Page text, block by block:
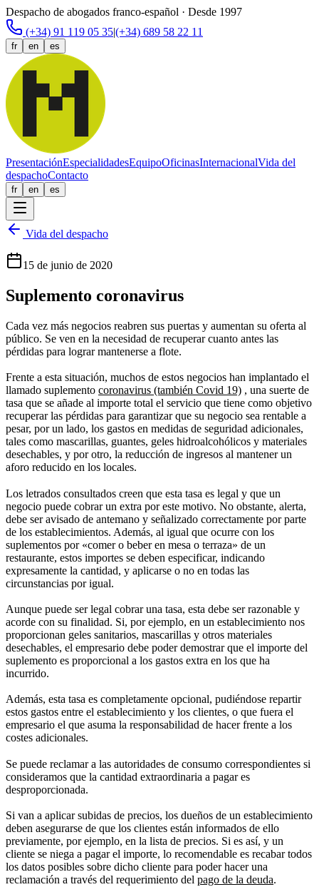
Despacho de abogados franco-español · Desde 1997
(+34) 91 119 05 35|(+34) 689 58 22 11
fr en es
PresentaciónEspecialidadesEquipoOficinasInternacionalVida del
despachoContacto
fr en es
Vida del despacho
15 de junio de 2020
Suplemento coronavirus
Cada vez más negocios reabren sus puertas y aumentan su oferta al
público. Se ven en la necesidad de recuperar cuanto antes las
pérdidas para lograr mantenerse a flote.
Frente a esta situación, muchos de estos negocios han implantado el
llamado suplemento coronavirus (también Covid 19) , una suerte de
tasa que se añade al importe total el servicio que tiene como objetivo
recuperar las pérdidas para garantizar que su negocio sea rentable a
pesar, por un lado, los gastos en medidas de seguridad adicionales,
tales como mascarillas, guantes, geles hidroalcohólicos y materiales
desechables, y por otro, la reducción de ingresos al mantener un
aforo reducido en los locales.
Los letrados consultados creen que esta tasa es legal y que un
negocio puede cobrar un extra por este motivo. No obstante, alerta,
debe ser avisado de antemano y señalizado correctamente por parte
de los establecimientos. Además, al igual que ocurre con los
suplementos por «comer o beber en mesa o terraza» de un
restaurante, estos importes se deben especificar, indicando
expresamente la cantidad, y aplicarse o no en todas las
circunstancias por igual.
Aunque puede ser legal cobrar una tasa, esta debe ser razonable y
acorde con su finalidad. Si, por ejemplo, en un establecimiento nos
proporcionan geles sanitarios, mascarillas y otros materiales
desechables, el empresario debe poder demostrar que el importe del
suplemento es proporcional a los gastos extra en los que ha
incurrido.
Además, esta tasa es completamente opcional, pudiéndose repartir
estos gastos entre el establecimiento y los clientes, o que fuera el
empresario el que asuma la responsabilidad de hacer frente a los
costes adicionales.
Se puede reclamar a las autoridades de consumo correspondientes si
consideramos que la cantidad extraordinaria a pagar es
desproporcionada.
Si van a aplicar subidas de precios, los dueños de un establecimiento
deben asegurarse de que los clientes están informados de ello
previamente, por ejemplo, en la lista de precios. Si es así, y un
cliente se niega a pagar el importe, lo recomendable es recabar todos
los datos posibles sobre dicho cliente para poder hacer una
reclamación a través del requerimiento del pago de la deuda.